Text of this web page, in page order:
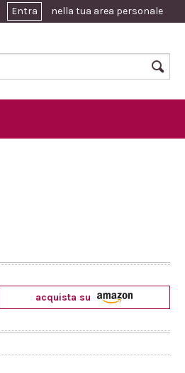
Entra nella tua area personale
acquista su